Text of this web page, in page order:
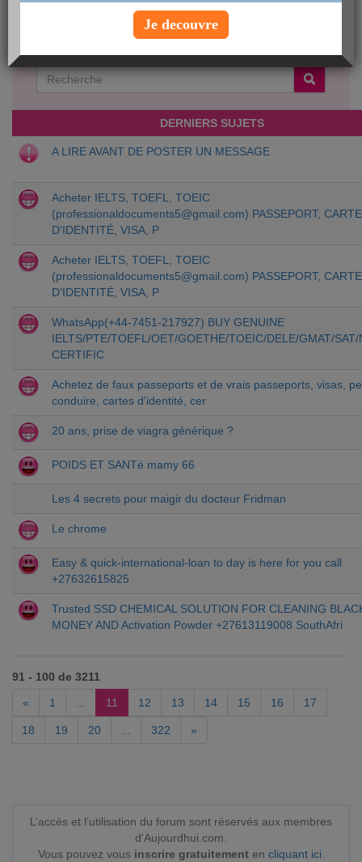
Créer une nouvelle discussion
Chercher un sujet particulier :
DERNIERS SUJETS
A LIRE AVANT DE POSTER UN MESSAGE
Acheter IELTS, TOEFL, TOEIC
(professionaldocuments5@gmail.com) PASSEPORT,
D'IDENTITÉ, VISA, P
Acheter IELTS, TOEFL, TOEIC
(professionaldocuments5@gmail.com) PASSEPORT,
D'IDENTITÉ, VISA, P
WhatsApp(+44-7451-217927) BUY GENUINE
IELTS/PTE/TOEFL/OET/GOETHE/TOEIC/DELE/GMAT/SAT/
CERTIFIC
Achetez de faux passeports et de vrais passeports, visas,
conduire, cartes d'identité, cer
20 ans, prise de viagra générique ?
POIDS ET SANTé mamy 66
Les 4 secrets pour maigir du docteur Fridman
Le chrome
Easy & quick-international-loan to day is here for you call
+27632615825
Trusted SSD CHEMICAL SOLUTION FOR CLEANING
MONEY AND Activation Powder +27613119008 SouthAfri
91 - 100 de 3211
«
1 11 12 13 14 15 16 17
18 19 20 322 »
L’accès et l’utilisation du forum sont réservés aux membres
d'Aujourdhui.com.
Vous pouvez vous inscrire gratuitementen cliquant ici
Je decouvre